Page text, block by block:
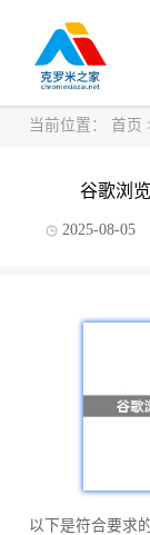
当前位置： 首页
谷歌浏
2025-08-05
以下是符合要求